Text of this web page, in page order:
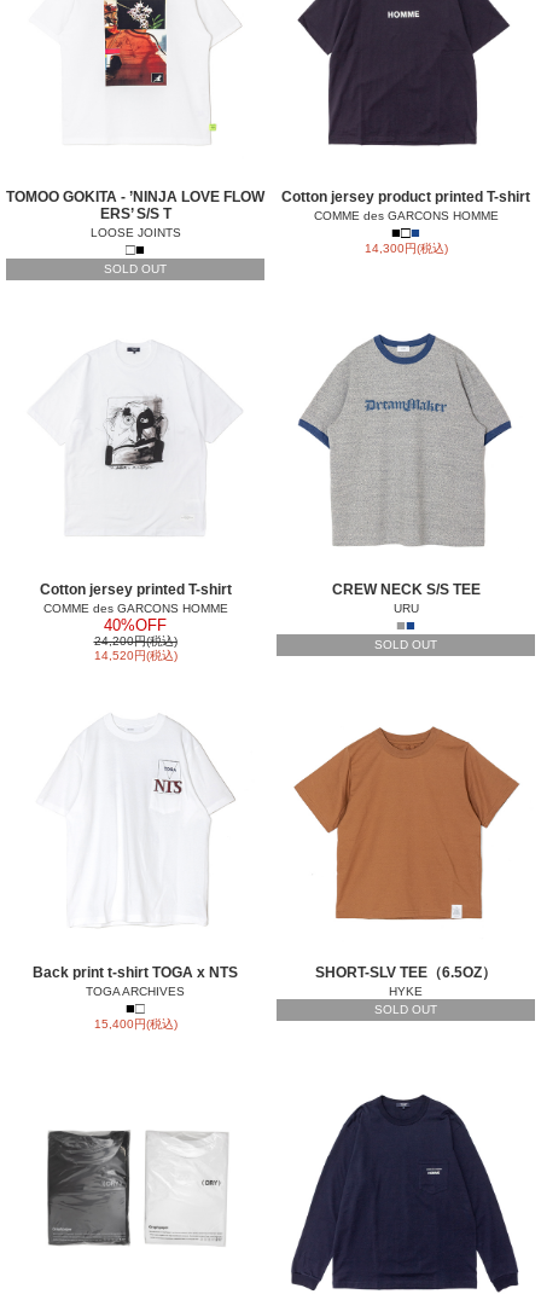
TOMOO GOKITA - ’NINJA LOVE FLOW
ERS’ S/S T
LOOSE JOINTS
□■
SOLD OUT
Cotton jersey product printed T-shirt
COMME des GARCONS HOMME
■□■
14,300円(税込)
Cotton jersey printed T-shirt
COMME des GARCONS HOMME
40%OFF
24,200円(税込)
14,520円(税込)
CREW NECK S/S TEE
URU
■■
SOLD OUT
Back print t-shirt TOGA x NTS
TOGA ARCHIVES
■□
15,400円(税込)
SHORT-SLV TEE（6.5OZ）
HYKE
SOLD OUT